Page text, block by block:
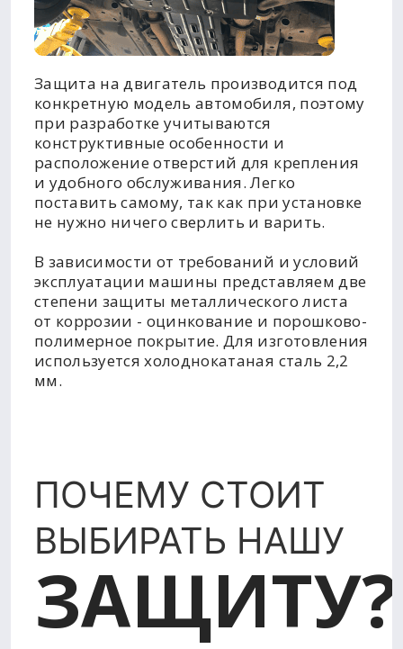
Защита на двигатель производится под
конкретную модель автомобиля, поэтому
при разработке учитываются
конструктивные особенности и
расположение отверстий для крепления
и удобного обслуживания. Легко
поставить самому, так как при установке
не нужно ничего сверлить и варить.
В зависимости от требований и условий
эксплуатации машины представляем две
степени защиты металлического листа
от коррозии - оцинкование и порошково-
полимерное покрытие. Для изготовления
используется холоднокатаная сталь 2,2
мм.
ПОЧЕМУ СТОИТ
ВЫБИРАТЬ НАШУ
ЗАЩИТУ?